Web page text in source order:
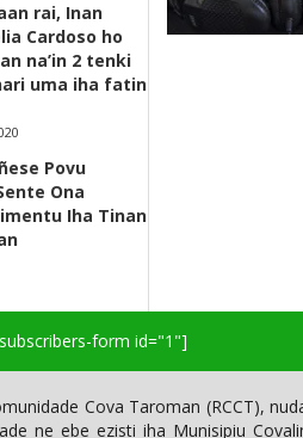
rai, Inan
Cardoso ho
na’in 2 tenki
uma iha fatin
Povu
Ona
Iha Tinan
form id="1"]
Cova Taroman (RCCT),
ne ebe ezisti iha Munisipiu